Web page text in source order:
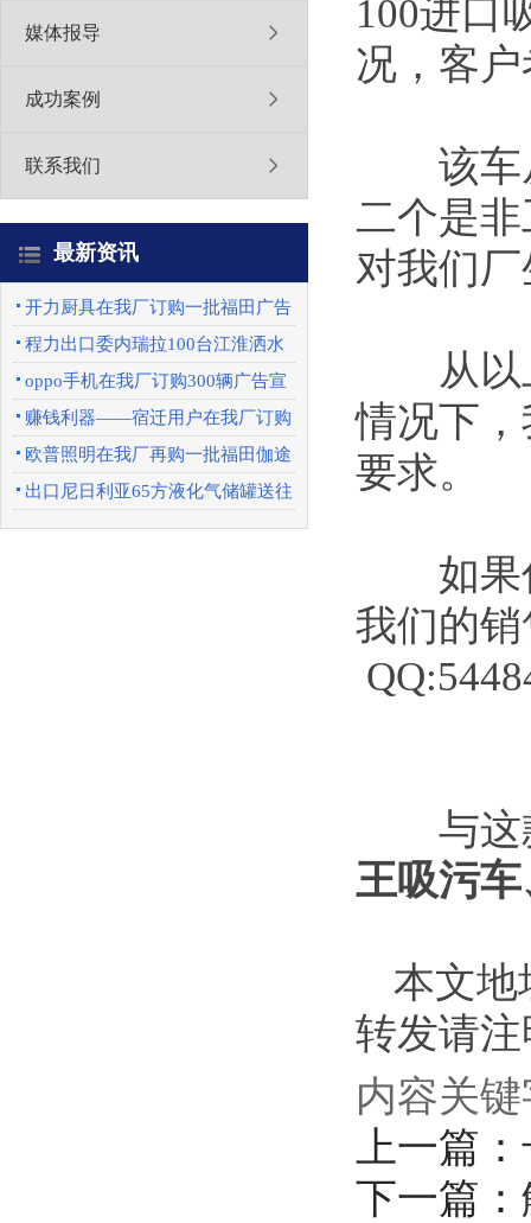
媒体报导
成功案例
联系我们
最新资讯
开力厨具在我厂订购一批福田广告
车
程力出口委内瑞拉100台江淮洒水
车圆满完成
oppo手机在我厂订购300辆广告宣
传车
赚钱利器——宿迁用户在我厂订购
一批东风天锦
欧普照明在我厂再购一批福田伽途
广告宣传车
出口尼日利亚65方液化气储罐送往
上海港口
100进口
况，客
该车从
二个是
对我们
从以上
情况下
要求。
如果你
我们的销
与这款
王吸污车
本文地
转发请
内容关
上一篇：
下一篇：